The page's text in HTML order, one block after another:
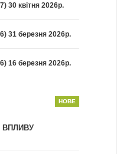
30 квітня 2026р.
31 березня 2026р.
16 березня 2026р.
ВПЛИВУ